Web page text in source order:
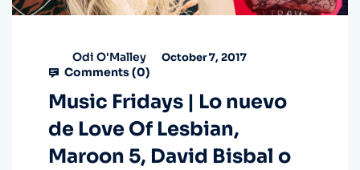
Odi O'Malley October 7, 2017
Comments (0)
Music Fridays | Lo nuevo
de Love Of Lesbian,
Maroon 5, David Bisbal o